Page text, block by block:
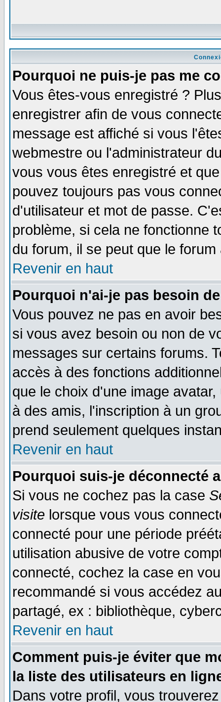
Pourquoi ne puis-je pas me
Vous êtes-vous enregistré ?
enregistrer afin de vous
message est affiché si vous
webmestre ou l'administrateur
vous vous êtes enregistré et
pouvez toujours pas vous
d'utilisateur et mot de passe.
problème, si cela ne fonctionne
du forum, il se peut que le
Revenir en haut
Pourquoi n'ai-je pas besoin
Vous pouvez ne pas en avoir
si vous avez besoin ou non de
messages sur certains forums.
accès à des fonctions
que le choix d'une image
à des amis, l'inscription à un
prend seulement quelques
Revenir en haut
Pourquoi suis-je déconnecté
Si vous ne cochez pas la case
visite lorsque vous vous
connecté pour une période
utilisation abusive de votre
connecté, cochez la case en
recommandé si vous accédez
partagé, ex : bibliothèque,
Revenir en haut
Comment puis-je éviter que
la liste des utilisateurs en
Dans votre profil, vous